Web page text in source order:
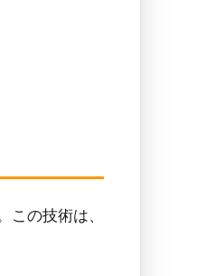
の技術は、